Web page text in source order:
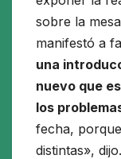
sobre la
manifestó a
una
nuevo que
los
fecha,
distintas»,